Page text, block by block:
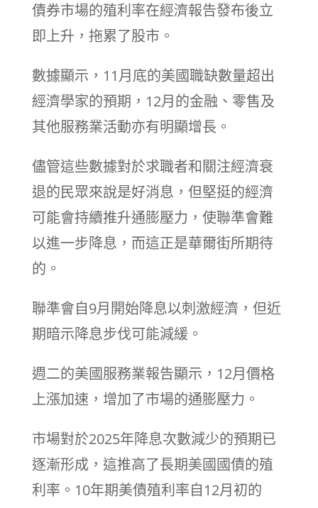
債券市場的殖利率在經濟報告發布後立
即上升，拖累了股市。
數據顯示，11月底的美國職缺數量超出
經濟學家的預期，12月的金融、零售及
其他服務業活動亦有明顯增長。
儘管這些數據對於求職者和關注經濟衰
退的民眾來說是好消息，但堅挺的經濟
可能會持續推升通膨壓力，使聯準會難
以進一步降息，而這正是華爾街所期待
的。
聯準會自9月開始降息以刺激經濟，但近
期暗示降息步伐可能減緩。
週二的美國服務業報告顯示，12月價格
上漲加速，增加了市場的通膨壓力。
市場對於2025年降息次數減少的預期已
逐漸形成，這推高了長期美國國債的殖
利率。10年期美債殖利率自12月初的